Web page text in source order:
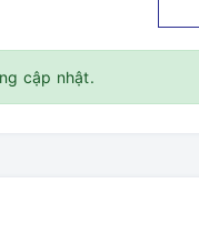
cập nhật.